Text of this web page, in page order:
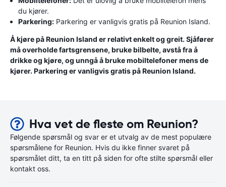
du kjører.
Parkering: Parkering er vanligvis gratis på Reunion Island.
Å kjøre på Reunion Island er relativt enkelt og greit. Sjåfører
må overholde fartsgrensene, bruke bilbelte, avstå fra å
drikke og kjøre, og unngå å bruke mobiltelefoner mens de
kjører. Parkering er vanligvis gratis på Reunion Island.
Hva vet de fleste om Reunion?
Følgende spørsmål og svar er et utvalg av de mest populære
spørsmålene for Reunion. Hvis du ikke finner svaret på
spørsmålet ditt, ta en titt på siden for ofte stilte spørsmål eller
kontakt oss.